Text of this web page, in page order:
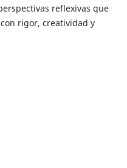
reflexivas que
rigor, creatividad y